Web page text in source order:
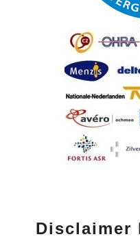
Disclaimer